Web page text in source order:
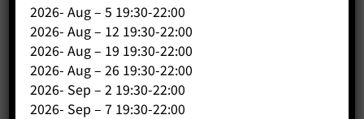
公司
主頁
關於我們
2026- Aug – 5 19:30-22:00
2026- Aug – 12 19:30-22:00
2026- Aug – 19 19:30-22:00
2026- Aug – 26 19:30-22:00
2026- Sep – 2 19:30-22:00
2026- Sep – 7 19:30-22:00